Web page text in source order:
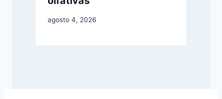
agosto 4, 2026